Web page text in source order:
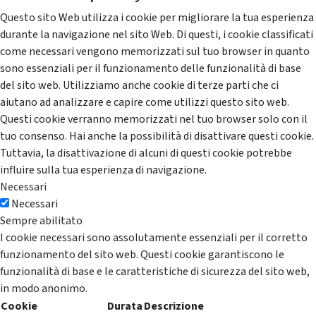
Questo sito Web utilizza i cookie per migliorare la tua esperienza
durante la navigazione nel sito Web. Di questi, i cookie classificati
come necessari vengono memorizzati sul tuo browser in quanto
sono essenziali per il funzionamento delle funzionalità di base
del sito web. Utilizziamo anche cookie di terze parti che ci
aiutano ad analizzare e capire come utilizzi questo sito web.
Questi cookie verranno memorizzati nel tuo browser solo con il
tuo consenso. Hai anche la possibilità di disattivare questi cookie.
Tuttavia, la disattivazione di alcuni di questi cookie potrebbe
influire sulla tua esperienza di navigazione.
Necessari
Necessari
Sempre abilitato
I cookie necessari sono assolutamente essenziali per il corretto
funzionamento del sito web. Questi cookie garantiscono le
funzionalità di base e le caratteristiche di sicurezza del sito web,
in modo anonimo.
Cookie
DurataDescrizione